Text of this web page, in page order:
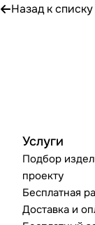
Назад к списку
Услуги
Подбор
проекту
Бесплатная
Доставка и